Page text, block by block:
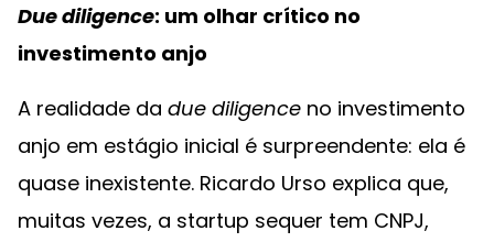
Due diligence: um olhar crítico no
investimento anjo
A realidade da due diligence no investimento
anjo em estágio inicial é surpreendente: ela é
quase inexistente. Ricardo Urso explica que,
muitas vezes, a startup sequer tem CNPJ,